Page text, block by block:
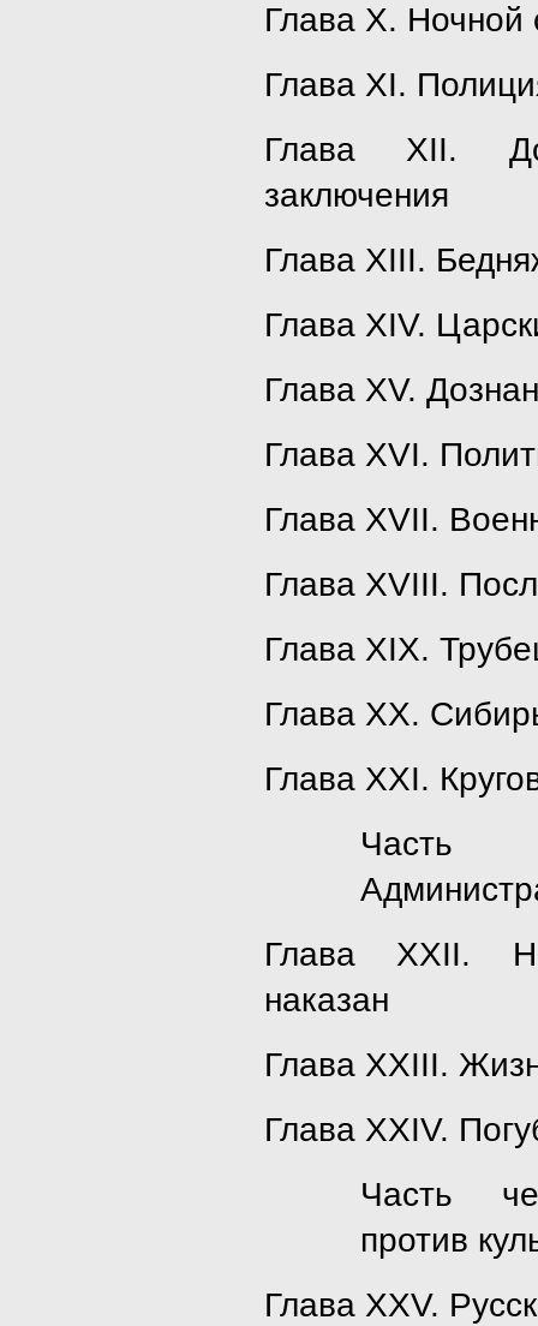
Глава X. Ночной
Глава XI.
Глава XII.
заключения
Глава XIII.
Глава XIV.
Глава XV.
Глава XVI.
Глава XVII.
Глава XVIII.
Глава XIX.
Глава XX.
Глава XXI.
Глава XXII.
наказан
Глава XXIII.
Глава XXIV.
Часть
против
Глава XXV.